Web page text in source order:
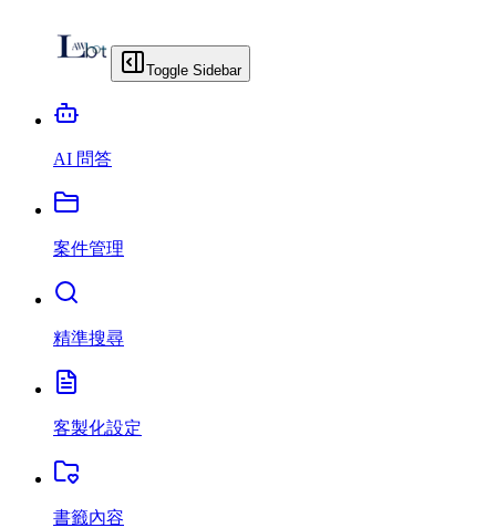
Toggle Sidebar
AI 問答
案件管理
精準搜尋
客製化設定
書籤內容